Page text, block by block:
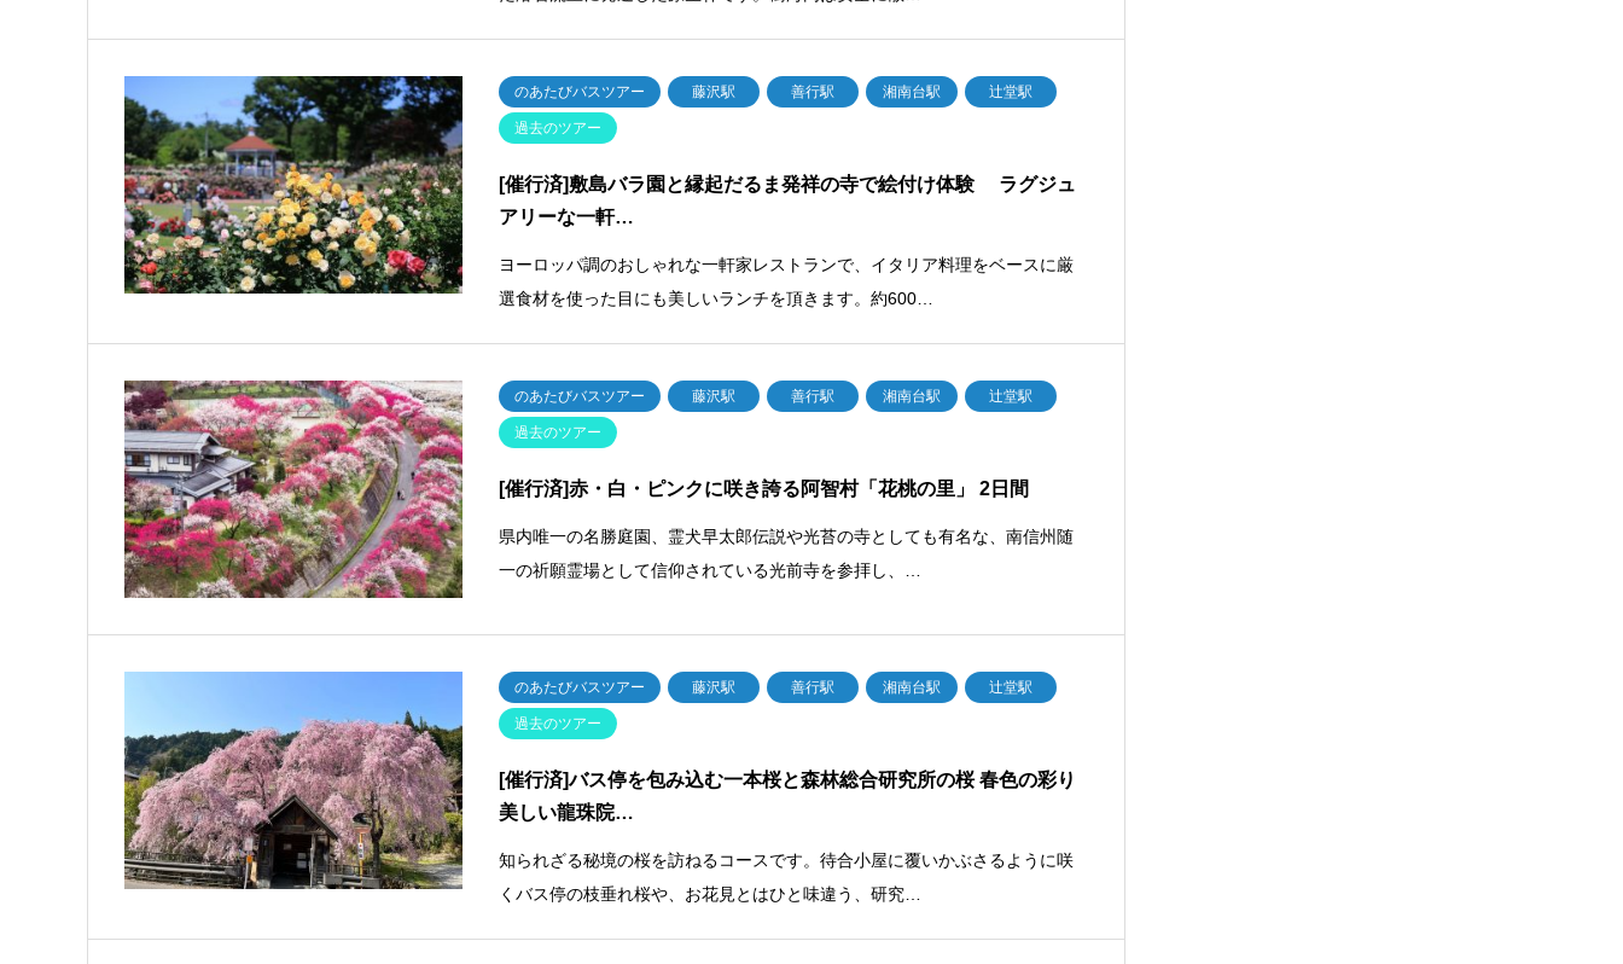
のあたびバスツアー 藤沢駅 善行駅 湘南台駅 辻堂駅
過去のツアー
[催行済]敷島バラ園と縁起だるま発祥の寺で絵付け体験 ラグジュ
アリーな一軒…
ヨーロッパ調のおしゃれな一軒家レストランで、イタリア料理をベースに厳
選食材を使った目にも美しいランチを頂きます。約600…
のあたびバスツアー 藤沢駅 善行駅 湘南台駅 辻堂駅
過去のツアー
[催行済]赤・白・ピンクに咲き誇る阿智村「花桃の里」 2日間
県内唯一の名勝庭園、霊犬早太郎伝説や光苔の寺としても有名な、南信州随
一の祈願霊場として信仰されている光前寺を参拝し、…
のあたびバスツアー 藤沢駅 善行駅 湘南台駅 辻堂駅
過去のツアー
[催行済]バス停を包み込む一本桜と森林総合研究所の桜 春色の彩り
美しい龍珠院…
知られざる秘境の桜を訪ねるコースです。待合小屋に覆いかぶさるように咲
くバス停の枝垂れ桜や、お花見とはひと味違う、研究…